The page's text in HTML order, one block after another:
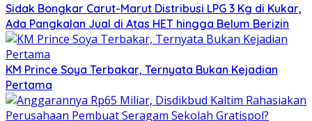
Sidak Bongkar Carut-Marut Distribusi LPG 3 Kg di Kukar,
Ada Pangkalan Jual di Atas HET hingga Belum Berizin
KM Prince Soya Terbakar, Ternyata Bukan Kejadian
Pertama